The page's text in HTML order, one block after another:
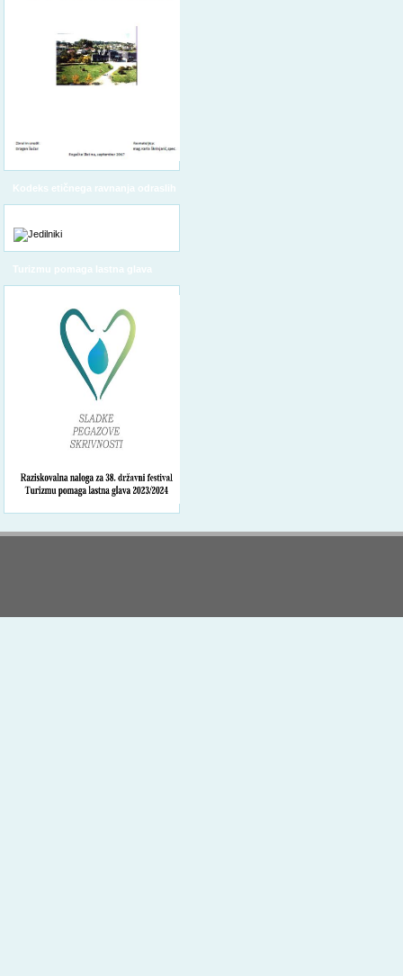
Kodeks etičnega ravnanja odraslih
Turizmu pomaga lastna glava